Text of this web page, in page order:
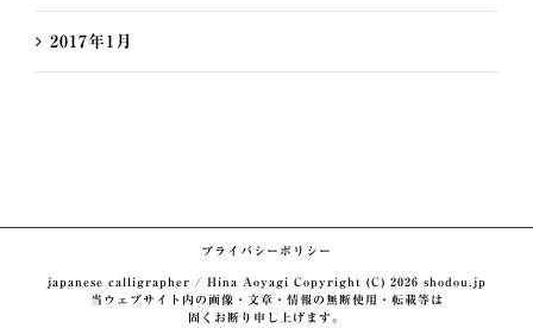
2017年1月
プライバシーポリシー
japanese calligrapher / Hina Aoyagi Copyright (C) 2026 shodou.jp
当ウェブサイト内の画像・文章・情報の無断使用・転載等は
固くお断り申し上げます。